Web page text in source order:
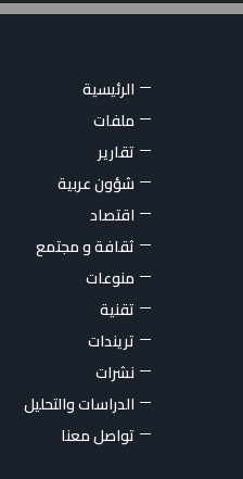
الرئيسية
ملفات
تقارير
شؤون عربية
اقتصاد
ثقافة و مجتمع
منوعات
تقنية
تريندات
نشرات
الدراسات والتحليل
تواصل معنا